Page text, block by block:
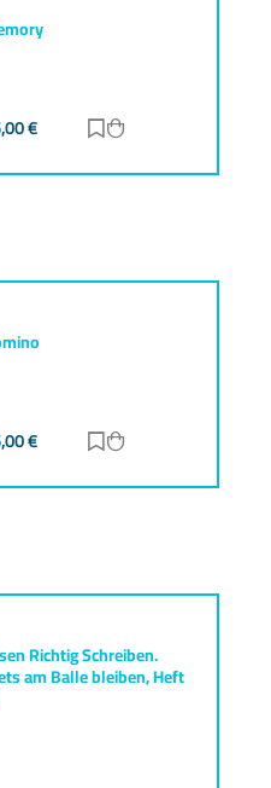
€ Zur Merkliste
€ Zur Merkliste
Richtig Schreiben.
am Balle bleiben, Heft